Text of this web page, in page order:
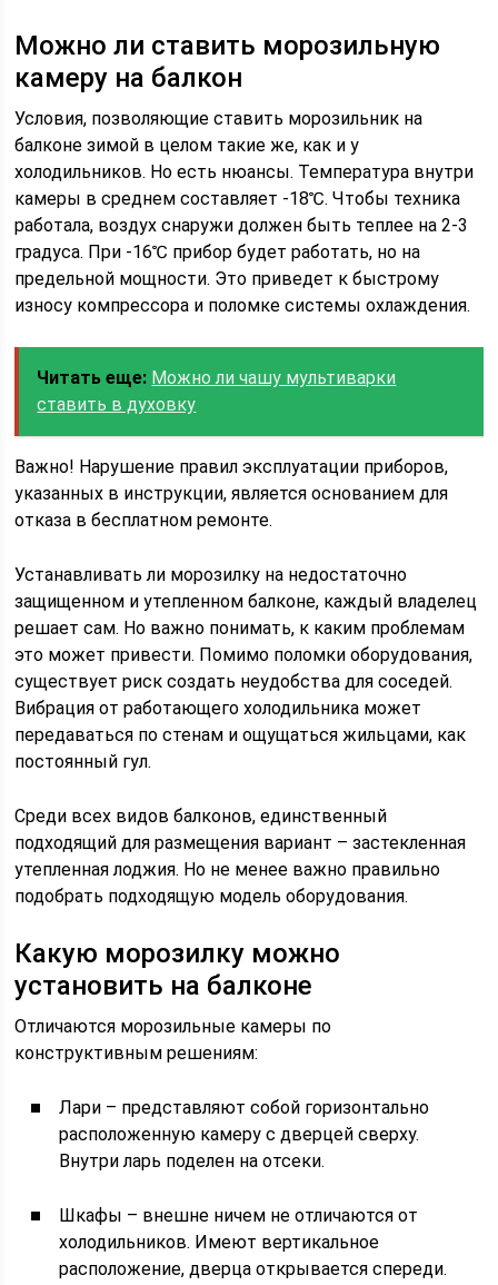
Можно ли ставить морозильную
камеру на балкон
Условия, позволяющие ставить морозильник на
балконе зимой в целом такие же, как и у
холодильников. Но есть нюансы. Температура внутри
камеры в среднем составляет -18℃. Чтобы техника
работала, воздух снаружи должен быть теплее на 2-3
градуса. При -16℃ прибор будет работать, но на
предельной мощности. Это приведет к быстрому
износу компрессора и поломке системы охлаждения.
Читать еще: Можно ли чашу мультиварки
ставить в духовку
Важно! Нарушение правил эксплуатации приборов,
указанных в инструкции, является основанием для
отказа в бесплатном ремонте.
Устанавливать ли морозилку на недостаточно
защищенном и утепленном балконе, каждый владелец
решает сам. Но важно понимать, к каким проблемам
это может привести. Помимо поломки оборудования,
существует риск создать неудобства для соседей.
Вибрация от работающего холодильника может
передаваться по стенам и ощущаться жильцами, как
постоянный гул.
Среди всех видов балконов, единственный
подходящий для размещения вариант – застекленная
утепленная лоджия. Но не менее важно правильно
подобрать подходящую модель оборудования.
Какую морозилку можно
установить на балконе
Отличаются морозильные камеры по
конструктивным решениям:
Лари – представляют собой горизонтально
расположенную камеру с дверцей сверху.
Внутри ларь поделен на отсеки.
Шкафы – внешне ничем не отличаются от
холодильников. Имеют вертикальное
расположение, дверца открывается спереди.